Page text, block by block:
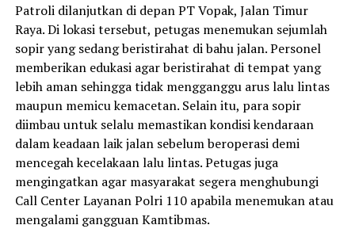
Patroli dilanjutkan di depan PT Vopak, Jalan Timur
Raya. Di lokasi tersebut, petugas menemukan sejumlah
sopir yang sedang beristirahat di bahu jalan. Personel
memberikan edukasi agar beristirahat di tempat yang
lebih aman sehingga tidak mengganggu arus lalu lintas
maupun memicu kemacetan. Selain itu, para sopir
diimbau untuk selalu memastikan kondisi kendaraan
dalam keadaan laik jalan sebelum beroperasi demi
mencegah kecelakaan lalu lintas. Petugas juga
mengingatkan agar masyarakat segera menghubungi
Call Center Layanan Polri 110 apabila menemukan atau
mengalami gangguan Kamtibmas.